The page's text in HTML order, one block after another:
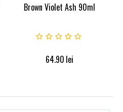
Brown Violet Ash 90ml
64.90 lei